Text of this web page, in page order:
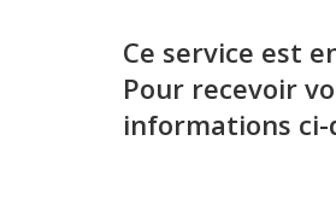
Ce service est
Pour recevoir
informations ci-